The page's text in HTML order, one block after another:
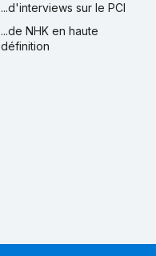
...d'interviews sur le PCI
...de NHK en haute
définition